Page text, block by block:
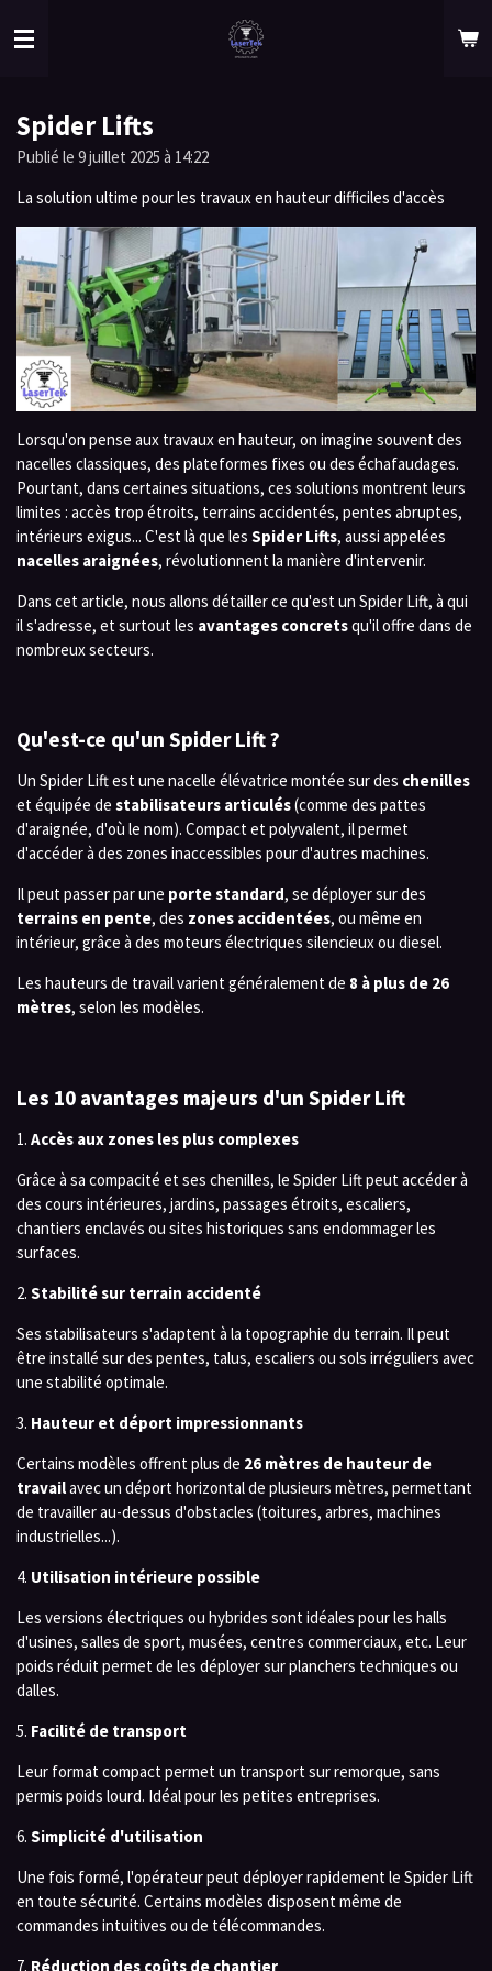
au
Spider Lifts
Publié le 9 juillet 2025 à 14:22
La solution ultime pour les travaux en hauteur difficiles d'accès
Lorsqu'on pense aux travaux en hauteur, on imagine souvent des
nacelles classiques, des plateformes fixes ou des échafaudages.
Pourtant, dans certaines situations, ces solutions montrent leurs
limites : accès trop étroits, terrains accidentés, pentes abruptes,
intérieurs exigus... C'est là que les Spider Lifts, aussi appelées
nacelles araignées, révolutionnent la manière d'intervenir.
Dans cet article, nous allons détailler ce qu'est un Spider Lift, à qui
il s'adresse, et surtout les avantages concretsqu'il offre dans de
nombreux secteurs.
Qu'est-ce qu'un Spider Lift ?
Un Spider Lift est une nacelle élévatrice montée sur des chenilles
et équipée de stabilisateurs articulés(comme des pattes
d'araignée, d'où le nom). Compact et polyvalent, il permet
d'accéder à des zones inaccessibles pour d'autres machines.
Il peut passer par une porte standard, se déployer sur des
terrains en pente, des zones accidentées, ou même en
intérieur, grâce à des moteurs électriques silencieux ou diesel.
Les hauteurs de travail varient généralement de 8 à plus de 26
mètres, selon les modèles.
Les 10 avantages majeurs d'un Spider Lift
1. Accès aux zones les plus complexes
Grâce à sa compacité et ses chenilles, le Spider Lift peut accéder à
des cours intérieures, jardins, passages étroits, escaliers,
chantiers enclavés ou sites historiques sans endommager les
surfaces.
2. Stabilité sur terrain accidenté
Ses stabilisateurs s'adaptent à la topographie du terrain. Il peut
être installé sur des pentes, talus, escaliers ou sols irréguliers avec
une stabilité optimale.
3. Hauteur et déport impressionnants
Certains modèles offrent plus de 26 mètres de hauteur de
travailavec un déport horizontal de plusieurs mètres, permettant
de travailler au-dessus d'obstacles (toitures, arbres, machines
industrielles...).
4. Utilisation intérieure possible
Les versions électriques ou hybrides sont idéales pour les halls
d'usines, salles de sport, musées, centres commerciaux, etc. Leur
poids réduit permet de les déployer sur planchers techniques ou
dalles.
5. Facilité de transport
Leur format compact permet un transport sur remorque, sans
permis poids lourd. Idéal pour les petites entreprises.
6. Simplicité d'utilisation
Une fois formé, l'opérateur peut déployer rapidement le Spider Lift
en toute sécurité. Certains modèles disposent même de
commandes intuitives ou de télécommandes.
7. Réduction des coûts de chantier